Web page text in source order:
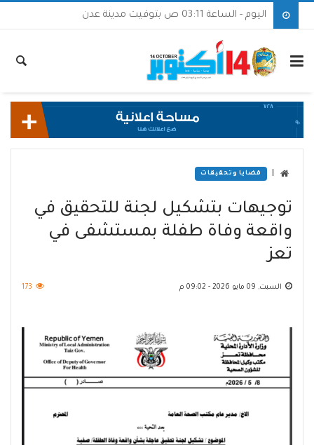
اليوم - الساعة 03:11 ص بتوقيت مدينة عدن
قضايا وتحقيقات
توجيهات بتشكيل لجنة للتحقيق في
واقعة وفاة طفلة بمستشفى في
تعز
السبت, 09 مايو 2026 - 09:02 م 173